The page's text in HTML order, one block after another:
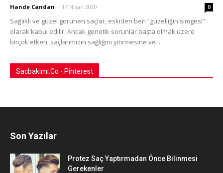
Hande Candan - 17 Nisan 2020 0
Sağlıklı ve güzel görünen saçlar, eskiden beri “güzelliğin simgesi”
olarak kabul edilir. Ancak genetik sorunlar başta olmak üzere
birçok etken, saçlarımızın sağlığını yitirmesine ve...
Sacbakimi.Co - Pinterest
Son Yazılar
Protez Saç Yaptırmadan Önce Bilinmesi
Gerekenler